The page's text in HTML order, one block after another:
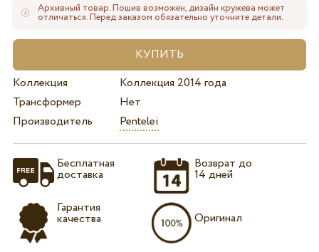
Архивный товар. Пошив возможен, дизайн кружева может
отличаться. Перед заказом обязательно уточните детали.
Коллекция
Коллекция 2014 года
Трансформер
Нет
Производитель
Pentelei
Бесплатная
доставка
Гарантия
качества
Возврат до
14 дней
Оригинал